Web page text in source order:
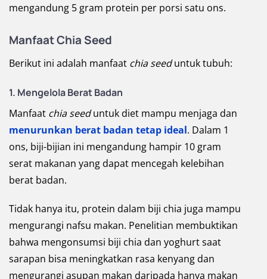
mengandung 5 gram protein per porsi satu ons.
Manfaat Chia Seed
Berikut ini adalah manfaat chia seeduntuk tubuh:
1. Mengelola Berat Badan
Manfaat chia seeduntuk diet mampu menjaga dan
menurunkan berat badan tetap ideal. Dalam 1
ons, biji-bijian ini mengandung hampir 10 gram
serat makanan yang dapat mencegah kelebihan
berat badan.
Tidak hanya itu, protein dalam biji chia juga mampu
mengurangi nafsu makan. Penelitian membuktikan
bahwa mengonsumsi biji chia dan yoghurt saat
sarapan bisa meningkatkan rasa kenyang dan
mengurangi asupan makan daripada hanya makan